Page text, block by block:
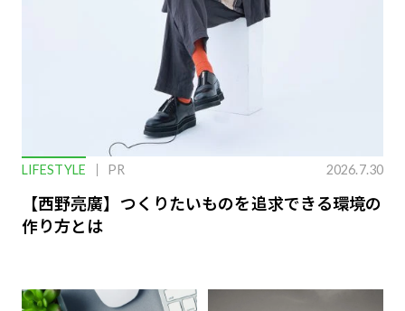
LIFESTYLE PR 2026.7.30
【西野亮廣】つくりたいものを追求できる環境の
作り方とは